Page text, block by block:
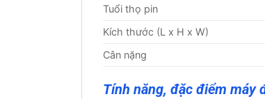
Tuổi thọ pin
Kích thước (L x H x W)
Cân nặng
Tính năng, đặc điểm máy